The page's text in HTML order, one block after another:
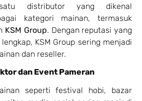
distributor yang dikenal
kategori mainan, termasuk
KSM Group. Dengan reputasi yang
KSM Group sering menjadi
dan reseller.
dan Event Pameran
seperti festival hobi, bazar